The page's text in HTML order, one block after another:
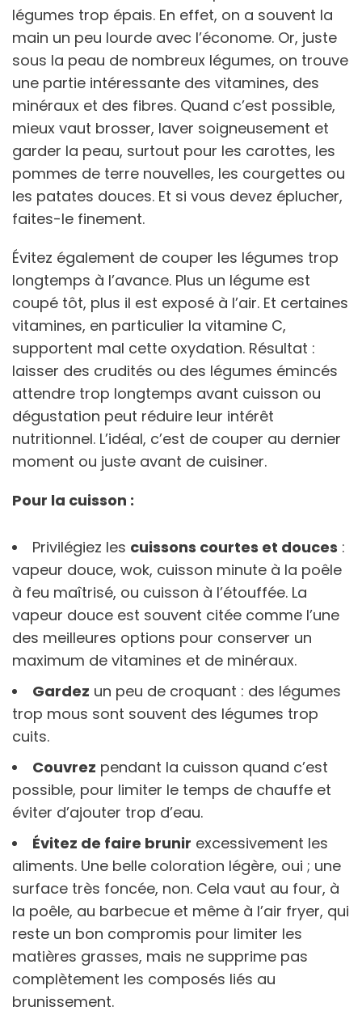
légumes trop épais. En effet, on a souvent la
main un peu lourde avec l’économe. Or, juste
sous la peau de nombreux légumes, on trouve
une partie intéressante des vitamines, des
minéraux et des fibres. Quand c’est possible,
mieux vaut brosser, laver soigneusement et
garder la peau, surtout pour les carottes, les
pommes de terre nouvelles, les courgettes ou
les patates douces. Et si vous devez éplucher,
faites-le finement.
Évitez également de couper les légumes trop
longtemps à l’avance. Plus un légume est
coupé tôt, plus il est exposé à l’air. Et certaines
vitamines, en particulier la vitamine C,
supportent mal cette oxydation. Résultat :
laisser des crudités ou des légumes émincés
attendre trop longtemps avant cuisson ou
dégustation peut réduire leur intérêt
nutritionnel. L’idéal, c’est de couper au dernier
moment ou juste avant de cuisiner.
Pour la cuisson :
Privilégiez les cuissons courtes et douces :
vapeur douce, wok, cuisson minute à la poêle
à feu maîtrisé, ou cuisson à l’étouffée. La
vapeur douce est souvent citée comme l’une
des meilleures options pour conserver un
maximum de vitamines et de minéraux.
Gardez un peu de croquant : des légumes
trop mous sont souvent des légumes trop
cuits.
Couvrez pendant la cuisson quand c’est
possible, pour limiter le temps de chauffe et
éviter d’ajouter trop d’eau.
Évitez de faire brunir excessivement les
aliments. Une belle coloration légère, oui ; une
surface très foncée, non. Cela vaut au four, à
la poêle, au barbecue et même à l’air fryer, qui
reste un bon compromis pour limiter les
matières grasses, mais ne supprime pas
complètement les composés liés au
brunissement.